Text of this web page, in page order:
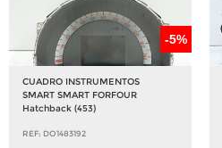
-5%
CUADRO INSTRUMENTOS
SMART SMART FORFOUR
Hatchback (453)
REF: DO1483192